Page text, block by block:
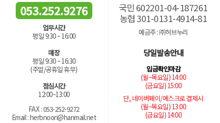
053.252.9276
업무시간
평일 9:30 ~ 16:00
매장
평일 9:30 ~ 16:30
(주말/공휴일 휴무)
점심시간
12:00~13:00
FAX : 053-252-9272
Email : herbnoori@hanmail.net
국민 602201-04-187261
농협 301-0131-4914-81
예금주 : ㈜허브누리
당일발송안내
입금확인마감
(월~목요일) 14:00
(금요일) 15:00
단, 네이버페이/에스크로 결제시
(월~목요일) 13:00
(금요일) 14:00